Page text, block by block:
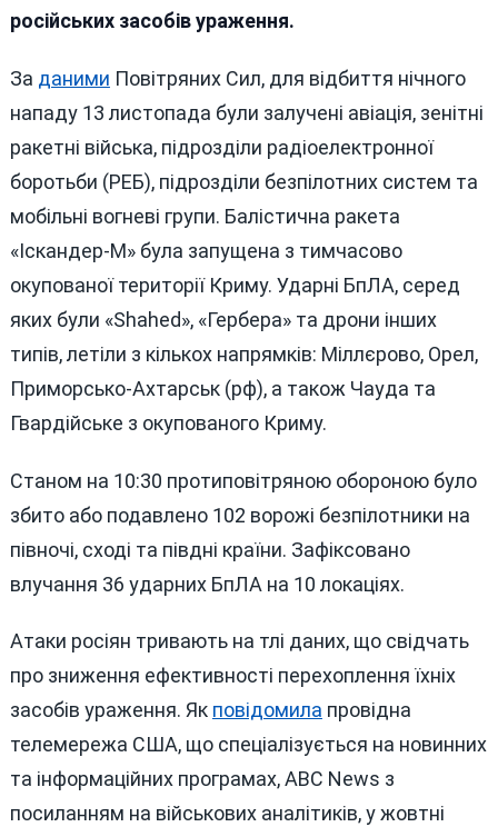
російських засобів ураження.
За даними Повітряних Сил, для відбиття нічного
нападу 13 листопада були залучені авіація, зенітні
ракетні війська, підрозділи радіоелектронної
боротьби (РЕБ), підрозділи безпілотних систем та
мобільні вогневі групи. Балістична ракета
«Іскандер-М» була запущена з тимчасово
окупованої території Криму. Ударні БпЛА, серед
яких були «Shahed», «Гербера» та дрони інших
типів, летіли з кількох напрямків: Міллєрово, Орел,
Приморсько-Ахтарськ (рф), а також Чауда та
Гвардійське з окупованого Криму.
Станом на 10:30 протиповітряною обороною було
збито або подавлено 102 ворожі безпілотники на
півночі, сході та півдні країни. Зафіксовано
влучання 36 ударних БпЛА на 10 локаціях.
Атаки росіян тривають на тлі даних, що свідчать
про зниження ефективності перехоплення їхніх
засобів ураження. Як повідомила провідна
телемережа США, що спеціалізується на новинних
та інформаційних програмах, ABC News з
посиланням на військових аналітиків, у жовтні